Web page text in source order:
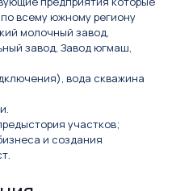
всему южному региону
молочный завод,
завод, Завод югмаш,
вода скважина
участков;
и создания